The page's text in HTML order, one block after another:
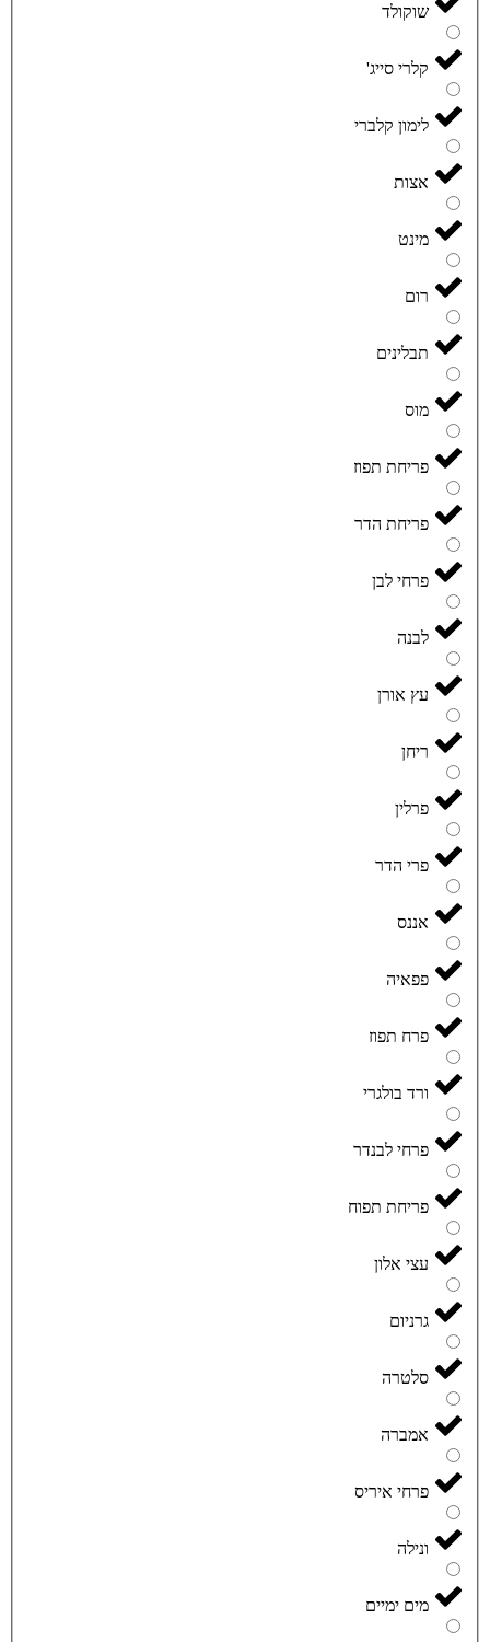
שוקולד
קלרי סייג'
לימון קלברי
אצות
מינט
רום
תבלינים
מוס
פריחת תפוז
פריחת הדר
פרחי לבן
לבנה
עץ אורן
ריחן
פרלין
פרי הדר
אננס
פפאיה
פרח תפוז
ורד בולגרי
פרחי לבנדר
פריחת תפוח
עצי אלון
גרניום
סלטרה
אמברה
פרחי איריס
ונילה
מים ימיים